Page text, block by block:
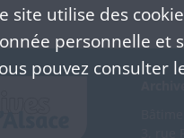
site utilise des
personnelle et
pouvez consulter